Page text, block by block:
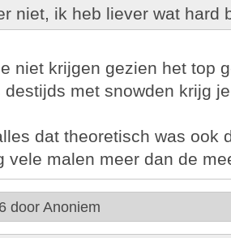
niet, ik heb liever wat hard
niet krijgen gezien het top
met snowden krijg
dat theoretisch was ook
vele malen meer dan de
door Anoniem